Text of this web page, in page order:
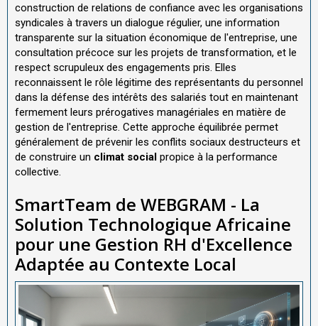
construction de relations de confiance avec les organisations
syndicales à travers un dialogue régulier, une information
transparente sur la situation économique de l'entreprise, une
consultation précoce sur les projets de transformation, et le
respect scrupuleux des engagements pris. Elles
reconnaissent le rôle légitime des représentants du personnel
dans la défense des intérêts des salariés tout en maintenant
fermement leurs prérogatives managériales en matière de
gestion de l'entreprise. Cette approche équilibrée permet
généralement de prévenir les conflits sociaux destructeurs et
de construire un climat social propice à la performance
collective.
SmartTeam de WEBGRAM - La
Solution Technologique Africaine
pour une Gestion RH d'Excellence
Adaptée au Contexte Local